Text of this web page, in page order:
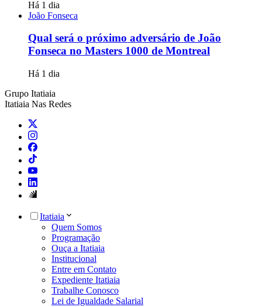
Há 1 dia
João Fonseca
Qual será o próximo adversário de João
Fonseca no Masters 1000 de Montreal
Há 1 dia
Grupo Itatiaia
Itatiaia Nas Redes
Itatiaia
Quem Somos
Programação
Ouça a Itatiaia
Institucional
Entre em Contato
Expediente Itatiaia
Trabalhe Conosco
Lei de Igualdade Salarial